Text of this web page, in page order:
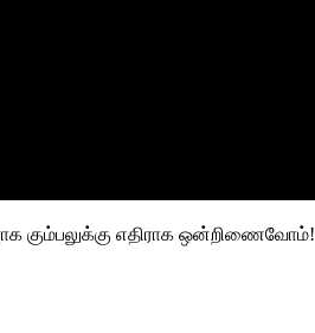
கும்பலுக்கு எதிராக ஒன்றிணைவோம்!